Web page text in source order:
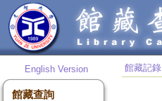
English Version
館藏查詢
館藏記錄